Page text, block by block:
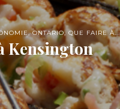
,ONTARIO,QUE FAIRE À...
Kensington